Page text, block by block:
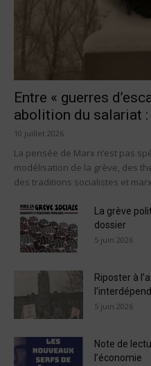
Entre « guerres
abolition du salariat :
10 juillet 2026
La pensée de Marx n’est pas
modélisation de la grève, des
des traditions socialistes et
La grève
dossier
5 juin 2026
Riposter à
5 juin 2026
Note de
l’économie